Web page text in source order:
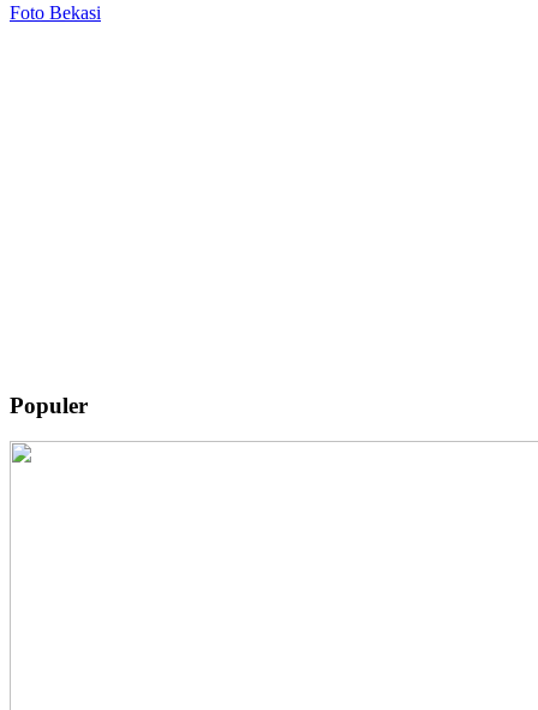
Foto Bekasi
Populer